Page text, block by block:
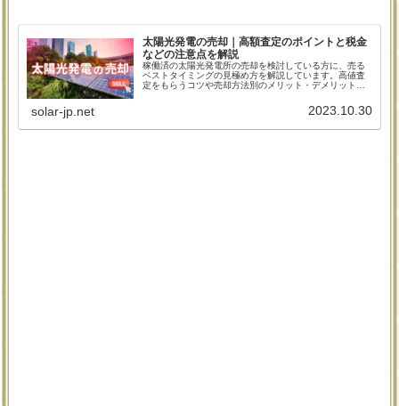
太陽光発電の売却｜高額査定のポイントと税金
などの注意点を解説
稼働済の太陽光発電所の売却を検討している方に、売る
ベストタイミングの見極め方を解説しています。高値査
定をもらうコツや売却方法別のメリット・デメリット、
ので、今は売る気がない方でも将来に役立つ情報が掲載
solar-jp.net 2023.10.30